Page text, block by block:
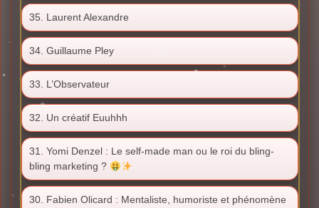
35. Laurent Alexandre
34. Guillaume Pley
33. L’Observateur
32. Un créatif Euuhhh
31. Yomi Denzel : Le self-made man ou le roi du bling-
bling marketing ?
30. Fabien Olicard : Mentaliste, humoriste et phénomène